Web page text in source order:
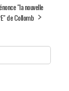
"la nouvelle
de Collomb